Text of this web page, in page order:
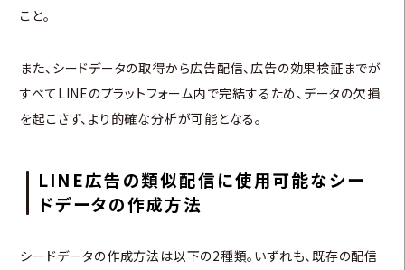
こと。
また、シードデータの取得から広告配信、広告の効果検証までが
すべてLINEのプラットフォーム内で完結するため、データの欠損
を起こさず、より的確な分析が可能となる。
LINE広告の類似配信に使用可能なシー
ドデータの作成方法
シードデータの作成方法は以下の2種類。いずれも、既存の配信